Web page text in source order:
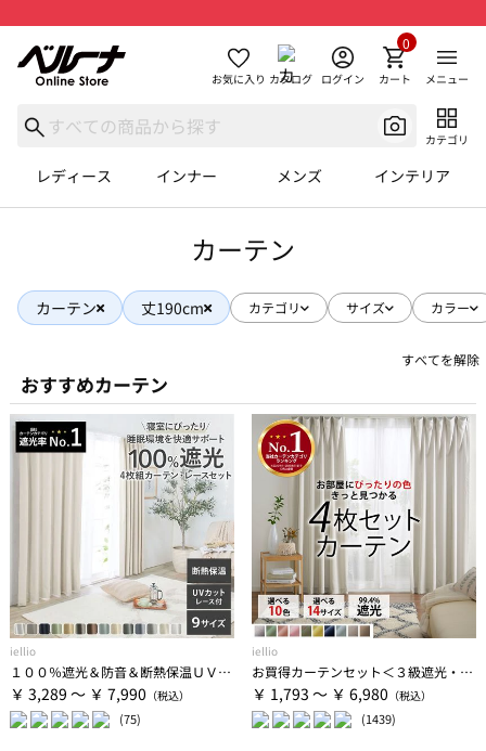
お気に入り カタログ ログイン カート
0
メニュー
カテゴリ
レディース インナー メンズ インテリア
カーテン
カーテン 丈190cm カテゴリ サイズ カラー
すべてを解除
おすすめカーテン
iellio
１００％遮光＆防音＆断熱保温ＵＶ見えにくいレース付カーテンセット＜４枚組・遮光１級・無地・洗える・形状記憶＞
￥ 3,289 ～ ￥ 7,990
(75)
iellio
お買得カーテンセット＜３級遮光・４枚組・洗える・既製サイズ・無地＞
￥ 1,793 ～ ￥ 6,980
(1439)